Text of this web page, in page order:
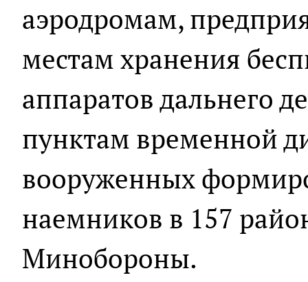
аэродромам,
местам хранения
аппаратов дальнего
пунктам временной
вооруженных
наемников в 157
Минобороны.